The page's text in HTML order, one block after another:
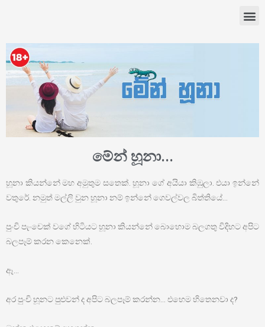
මේන් හූනා...
හූනා කියන්නේ මහ අමුතුම සතෙක්. හූනා ගේ අයියා කිඹුලා. එයා ඉන්නේ
වතුරේ. නමුත් මල්ලි වුන හූනා නම් ඉන්නේ ගෙවල්වල බිත්තියේ…
පුංචි පැංචෙක් වගේ හිටියට හූනා කියන්නේ බොහොම බලගතු විදිහට අපිට
බලපෑම් කරන කෙනෙක්.
ඈ…
අර පුංචි හූනට පුළුවන් ද අපිට බලපෑම් කරන්න… එහෙම හිතෙනවා ද?